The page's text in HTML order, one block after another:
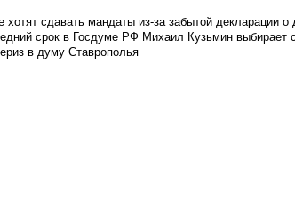
сдавать мандаты из-за забытой декларации о
срок в Госдуме РФ Михаил Кузьмин выбирает
в думу Ставрополья